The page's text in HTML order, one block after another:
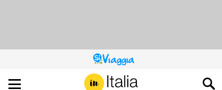
QUESTO
SITO
CONTRIBUISCE
ALL’AUDIENCE
DI